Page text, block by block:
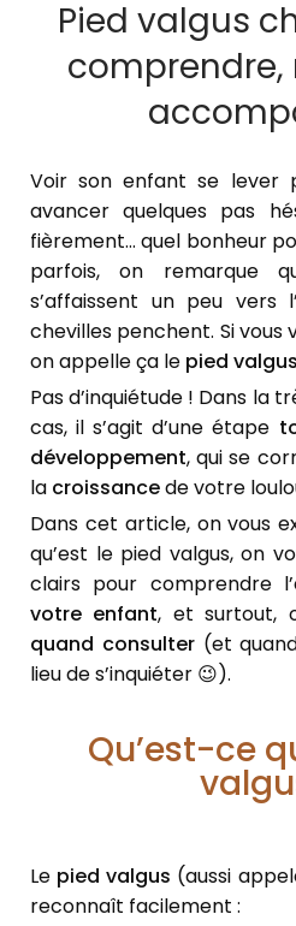
Pied valgus
comprendre,
Voir son enfant se lever
avancer quelques pas
fièrement… quel bonheur
parfois, on remarque
s’affaissent un peu vers
chevilles penchent. Si vous
on appelle ça le pied valgus
Pas d’inquiétude ! Dans la
cas, il s’agit d’une étape
développement, qui se
la croissancede votre
Dans cet article, on vous
qu’est le pied valgus, on
clairs pour comprendre
votre enfant, et surtout,
quand consulter(et
lieu de s’inquiéter 😉).
Qu’est-ce
Le pied valgus (aussi
reconnaît facilement :